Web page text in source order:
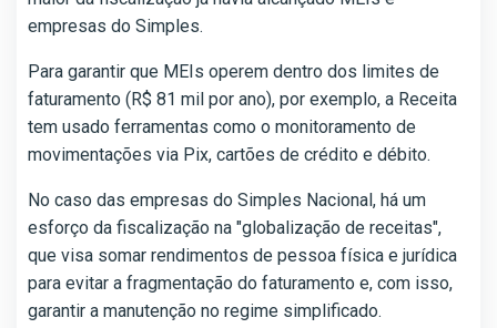
empresas do Simples.
Para garantir que MEIs operem dentro dos limites de
faturamento (R$ 81 mil por ano), por exemplo, a Receita
tem usado ferramentas como o monitoramento de
movimentações via Pix, cartões de crédito e débito.
No caso das empresas do Simples Nacional, há um
esforço da fiscalização na "globalização de receitas",
que visa somar rendimentos de pessoa física e jurídica
para evitar a fragmentação do faturamento e, com isso,
garantir a manutenção no regime simplificado.